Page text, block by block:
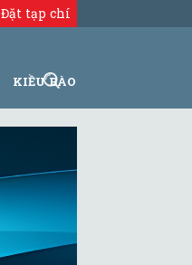
Đặt tạp chí
KIỀU BÀO